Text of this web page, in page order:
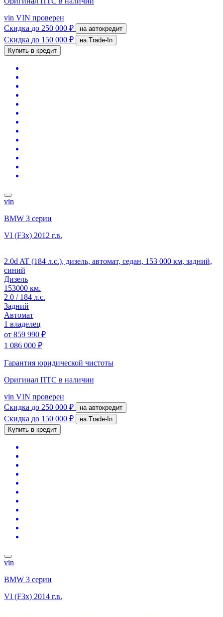
vin VIN проверен
Скидка до 250 000 ₽ на автокредит
Скидка до 150 000 ₽
на Trade-In
Купить в кредит
vin
BMW 3 серии
VI (F3x) 2012 г.в.
2.0d AT (184 л.с.), дизель, автомат, седан, 153 000 км, задний,
синий
Дизель
153000 км.
2.0 / 184 л.с.
Задний
Автомат
1 владелец
от 859 990 ₽
1 086 000 ₽
Гарантия юридической чистоты
Оригинал ПТС в наличии
vin VIN проверен
Скидка до 250 000 ₽ на автокредит
Скидка до 150 000 ₽
на Trade-In
Купить в кредит
vin
BMW 3 серии
VI (F3x) 2014 г.в.